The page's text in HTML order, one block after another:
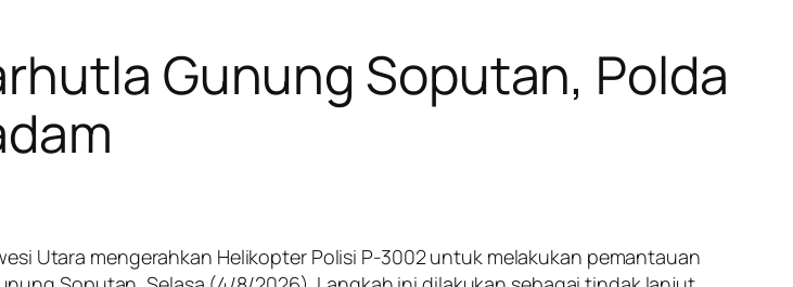
Gunung Soputan, Polda
Utara mengerahkan Helikopter Polisi P-3002 untuk melakukan pemantauan